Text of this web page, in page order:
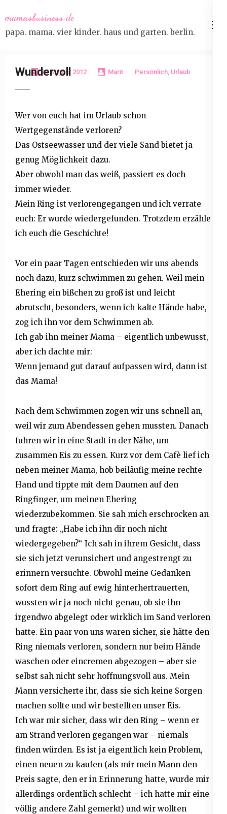
to
content
Enter)
mamasbusiness.de
papa. mama. vier kinder. haus und garten. berlin.
22 August 2012 Marit Persönlich, Urlaub
Wundervoll
Wer von euch hat im Urlaub schon
Wertgegenstände verloren?
Das Ostseewasser und der viele Sand bietet ja
genug Möglichkeit dazu.
Aber obwohl man das weiß, passiert es doch
immer wieder.
Mein Ring ist verlorengegangen und ich verrate
euch: Er wurde wiedergefunden. Trotzdem erzähle
ich euch die Geschichte!
Vor ein paar Tagen entschieden wir uns abends
noch dazu, kurz schwimmen zu gehen. Weil mein
Ehering ein bißchen zu groß ist und leicht
abrutscht, besonders, wenn ich kalte Hände habe,
zog ich ihn vor dem Schwimmen ab.
Ich gab ihn meiner Mama – eigentlich unbewusst,
aber ich dachte mir:
Wenn jemand gut darauf aufpassen wird, dann ist
das Mama!
Nach dem Schwimmen zogen wir uns schnell an,
weil wir zum Abendessen gehen mussten. Danach
fuhren wir in eine Stadt in der Nähe, um
zusammen Eis zu essen. Kurz vor dem Cafè lief ich
neben meiner Mama, hob beiläufig meine rechte
Hand und tippte mit dem Daumen auf den
Ringfinger, um meinen Ehering
wiederzubekommen. Sie sah mich erschrocken an
und fragte: „Habe ich ihn dir noch nicht
wiedergegeben?“ Ich sah in ihrem Gesicht, dass
sie sich jetzt verunsichert und angestrengt zu
erinnern versuchte. Obwohl meine Gedanken
sofort dem Ring auf ewig hinterhertrauerten,
wussten wir ja noch nicht genau, ob sie ihn
irgendwo abgelegt oder wirklich im Sand verloren
hatte. Ein paar von uns waren sicher, sie hätte den
Ring niemals verloren, sondern nur beim Hände
waschen oder eincremen abgezogen – aber sie
selbst sah nicht sehr hoffnungsvoll aus. Mein
Mann versicherte ihr, dass sie sich keine Sorgen
machen sollte und wir bestellten unser Eis.
Ich war mir sicher, dass wir den Ring – wenn er
am Strand verloren gegangen war – niemals
finden würden. Es ist ja eigentlich kein Problem,
einen neuen zu kaufen (als mir mein Mann den
Preis sagte, den er in Erinnerung hatte, wurde mir
allerdings ordentlich schlecht – ich hatte mir eine
völlig andere Zahl gemerkt) und wir wollten